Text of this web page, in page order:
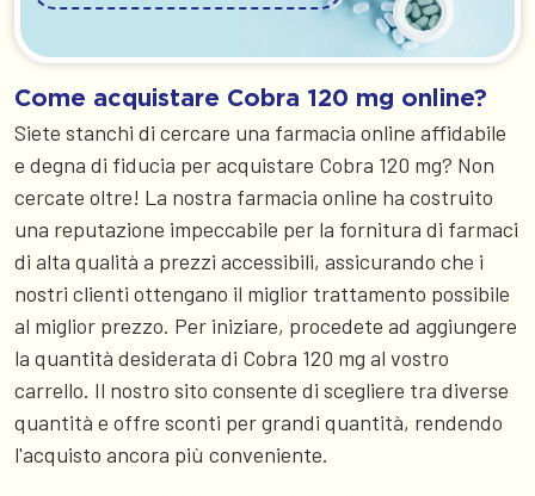
Come acquistare Cobra 120 mg online?
Siete stanchi di cercare una farmacia online affidabile
e degna di fiducia per acquistare Cobra 120 mg? Non
cercate oltre! La nostra farmacia online ha costruito
una reputazione impeccabile per la fornitura di farmaci
di alta qualità a prezzi accessibili, assicurando che i
nostri clienti ottengano il miglior trattamento possibile
al miglior prezzo. Per iniziare, procedete ad aggiungere
la quantità desiderata di Cobra 120 mg al vostro
carrello. Il nostro sito consente di scegliere tra diverse
quantità e offre sconti per grandi quantità, rendendo
l'acquisto ancora più conveniente.